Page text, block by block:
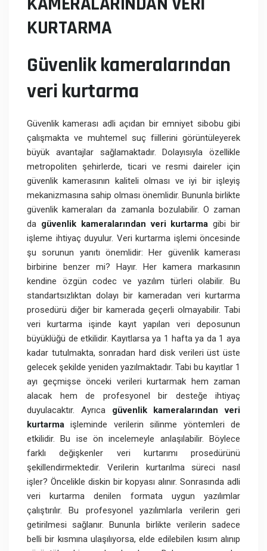
KURTARMA
Güvenlik kameralarından
veri kurtarma
Güvenlik kamerası adli açıdan bir emniyet sibobu gibi
çalışmakta ve muhtemel suç fiillerini görüntüleyerek
büyük avantajlar sağlamaktadır. Dolayısıyla özellikle
metropoliten şehirlerde, ticari ve resmi daireler için
güvenlik kamerasının kaliteli olması ve iyi bir işleyiş
mekanizmasına sahip olması önemlidir. Bununla birlikte
güvenlik kameraları da zamanla bozulabilir. O zaman
da güvenlik kameralarından veri kurtarmagibi bir
işleme ihtiyaç duyulur. Veri kurtarma işlemi öncesinde
şu sorunun yanıtı önemlidir: Her güvenlik kamerası
birbirine benzer mi? Hayır. Her kamera markasının
kendine özgün codec ve yazılım türleri olabilir. Bu
standartsızlıktan dolayı bir kameradan veri kurtarma
prosedürü diğer bir kamerada geçerli olmayabilir. Tabi
veri kurtarma işinde kayıt yapılan veri deposunun
büyüklüğü de etkilidir. Kayıtlarsa ya 1 hafta ya da 1 aya
kadar tutulmakta, sonradan hard disk verileri üst üste
gelecek şekilde yeniden yazılmaktadır. Tabi bu kayıtlar 1
ayı geçmişse önceki verileri kurtarmak hem zaman
alacak hem de profesyonel bir desteğe ihtiyaç
duyulacaktır. Ayrıca güvenlik kameralarından veri
kurtarmaişleminde verilerin silinme yöntemleri de
etkilidir. Bu ise ön incelemeyle anlaşılabilir. Böylece
farklı değişkenler veri kurtarımı prosedürünü
şekillendirmektedir. Verilerin kurtarılma süreci nasıl
işler? Öncelikle diskin bir kopyası alınır. Sonrasında adli
veri kurtarma denilen formata uygun yazılımlar
çalıştırılır. Bu profesyonel yazılımlarla verilerin geri
getirilmesi sağlanır. Bununla birlikte verilerin sadece
belli bir kısmına ulaşılıyorsa, elde edilebilen kısım alınıp